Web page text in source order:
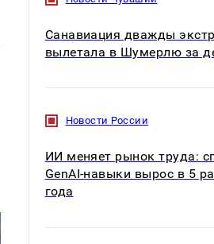
Санавиация дважды
вылетала в Шумерлю за
Новости России
ИИ меняет рынок труда:
GenAI-навыки вырос в 5
года